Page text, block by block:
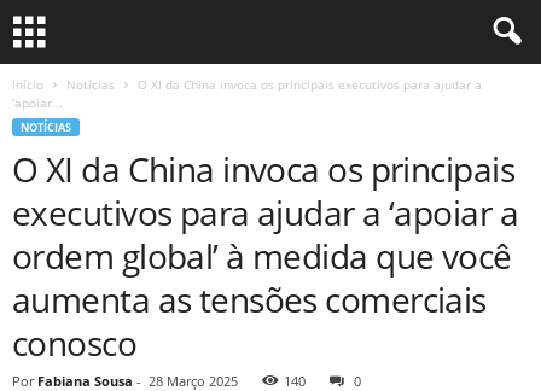
Início Notícias
O XI da China invoca os principais executivos para ajudar a
‘apoiar...
NOTÍCIAS
O XI da China invoca os principais
executivos para ajudar a ‘apoiar a
ordem global’ à medida que você
aumenta as tensões comerciais
conosco
Por Fabiana Sousa - 28 Março 2025 140 0